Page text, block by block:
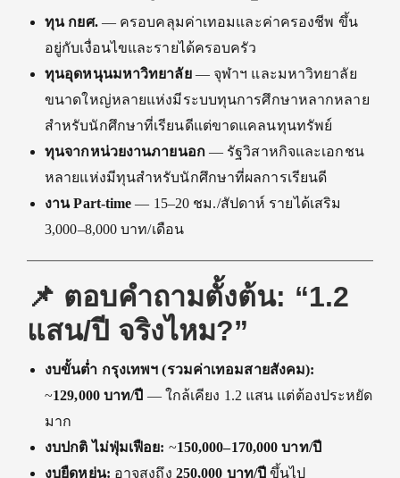
ทุน กยศ.— ครอบคลุมค่าเทอมและค่าครองชีพ ขึ้น
อยู่กับเงื่อนไขและรายได้ครอบครัว
ทุนอุดหนุนมหาวิทยาลัย— จุฬาฯ และมหาวิทยาลัย
ขนาดใหญ่หลายแห่งมีระบบทุนการศึกษาหลากหลาย
สำหรับนักศึกษาที่เรียนดีแต่ขาดแคลนทุนทรัพย์
ทุนจากหน่วยงานภายนอก— รัฐวิสาหกิจและเอกชน
หลายแห่งมีทุนสำหรับนักศึกษาที่ผลการเรียนดี
งาน Part-time — 15–20 ชม./สัปดาห์ รายได้เสริม
3,000–8,000 บาท/เดือน
📌 ตอบคำถามตั้งต้น: “1.2
แสน/ปี จริงไหม?”
งบขั้นต่ำ กรุงเทพฯ (รวมค่าเทอมสายสังคม):
~129,000 บาท/ปี — ใกล้เคียง 1.2 แสน แต่ต้องประหยัด
มาก
งบปกติ ไม่ฟุ่มเฟือย: ~150,000–170,000 บาท/ปี
งบยืดหยุ่น: อาจสูงถึง 250,000 บาท/ปี ขึ้นไป